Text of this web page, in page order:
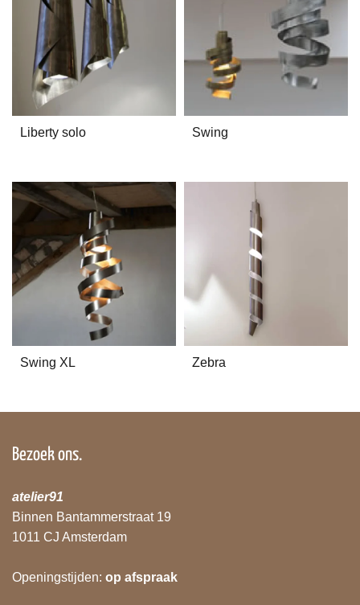
Liberty solo Swing
Swing XL Zebra
Bezoek ons.
atelier91
Binnen Bantammerstraat 19
1011 CJ Amsterdam
Openingstijden: op afspraak